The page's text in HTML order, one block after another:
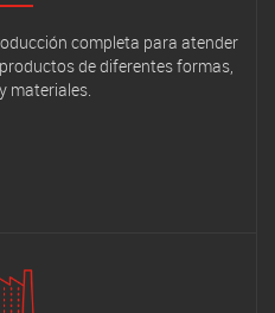
completa para atender
de diferentes formas,
materiales.